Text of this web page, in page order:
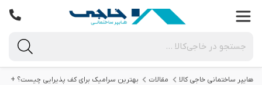
هایپر ساختمانی خاجی‌ کالا مقالات بهترین سرامیک برای کف پذیرایی چیست؟ +